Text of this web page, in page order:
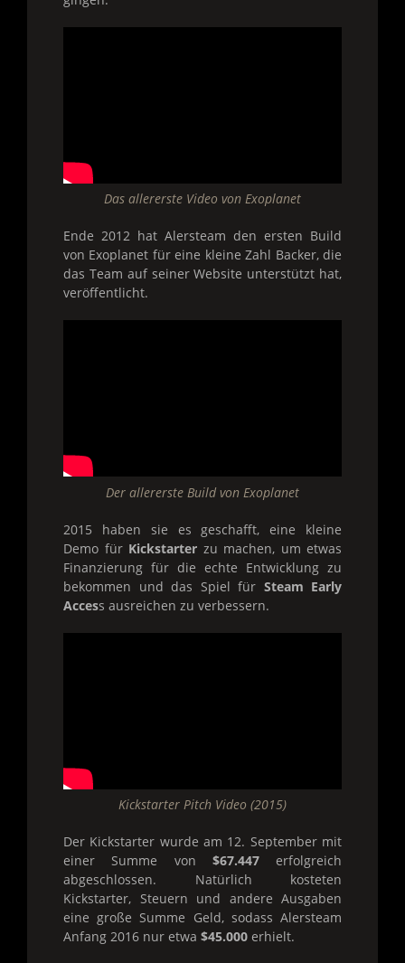
Das allererste Video von Exoplanet
Ende 2012 hat Alersteam den ersten Build
von Exoplanet für eine kleine Zahl Backer, die
das Team auf seiner Website unterstützt hat,
veröffentlicht.
Der allererste Build von Exoplanet
2015 haben sie es geschafft, eine kleine
Demo für Kickstarter zu machen, um etwas
Finanzierung für die echte Entwicklung zu
bekommen und das Spiel für Steam Early
Access ausreichen zu verbessern.
Kickstarter Pitch Video (2015)
Der Kickstarter wurde am 12. September mit
einer Summe von $67.447erfolgreich
abgeschlossen. Natürlich kosteten
Kickstarter, Steuern und andere Ausgaben
eine große Summe Geld, sodass Alersteam
Anfang 2016 nur etwa $45.000 erhielt.